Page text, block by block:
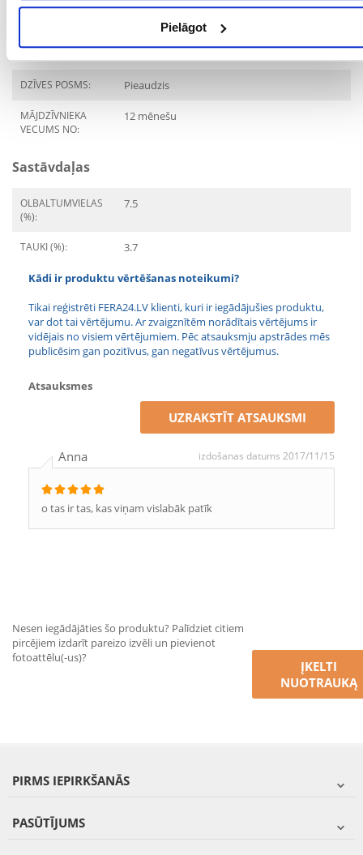
Pielāgot
PRODUCENT: GOURMET
Mērķis
DZĪVES POSMS: Pieaudzis
MĀJDZĪVNIEKA
VECUMS NO:
12 mēnešu
Sastāvdaļas
OLBALTUMVIELAS
(%):
7.5
TAUKI (%): 3.7
Kādi ir produktu vērtēšanas noteikumi?
Tikai reģistrēti FERA24.LV klienti, kuri ir iegādājušies produktu,
var dot tai vērtējumu. Ar zvaigznītēm norādītais vērtējums ir
vidējais no visiem vērtējumiem. Pēc atsauksmju apstrādes mēs
publicēsim gan pozitīvus, gan negatīvus vērtējumus.
Atsauksmes
UZRAKSTĪT ATSAUKSMI
Anna izdošanas datums 2017/11/15
o tas ir tas, kas viņam vislabāk patīk
Nesen iegādājāties šo produktu? Palīdziet citiem
pircējiem izdarīt pareizo izvēli un pievienot
fotoattēlu(-us)?
ĮKELTI
NUOTRAUKĄ
PIRMS IEPIRKŠANĀS
PASŪTĪJUMS